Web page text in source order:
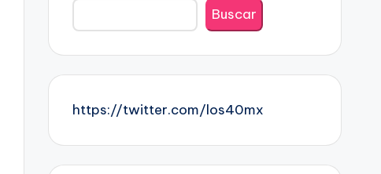
Buscar
https://twitter.com/los40mx